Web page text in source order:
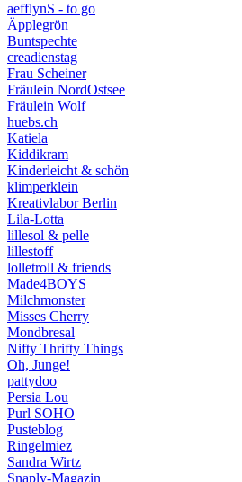
aefflynS - to go
Äpplegrön
Buntspechte
creadienstag
Frau Scheiner
Fräulein NordOstsee
Fräulein Wolf
huebs.ch
Katiela
Kiddikram
Kinderleicht & schön
klimperklein
Kreativlabor Berlin
Lila-Lotta
lillesol & pelle
lillestoff
lolletroll & friends
Made4BOYS
Milchmonster
Misses Cherry
Mondbresal
Nifty Thrifty Things
Oh, Junge!
pattydoo
Persia Lou
Purl SOHO
Pusteblog
Ringelmiez
Sandra Wirtz
Snaply-Magazin